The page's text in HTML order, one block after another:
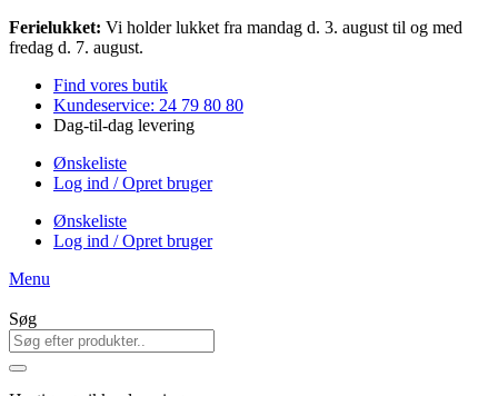
Videre
til
Ferielukket: Vi holder lukket fra mandag d. 3. august til og med
fredag d. 7. august.
Find vores butik
Kundeservice: 24 79 80 80
Dag-til-dag levering
Ønskeliste
Log ind / Opret bruger
Ønskeliste
Log ind / Opret bruger
Menu
Søg